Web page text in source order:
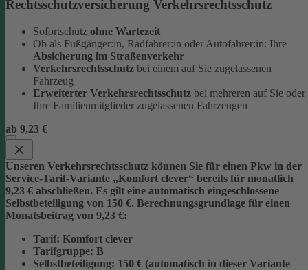
Rechtsschutzversicherung Verkehrsrechtsschutz
Sofortschutz ohne Wartezeit
Ob als Fußgänger:in, Radfahrer:in oder Autofahrer:in: Ihre
Absicherung im Straßenverkehr
Verkehrsrechtsschutz bei einem auf Sie zugelassenen
Fahrzeug
Erweiterter Verkehrsrechtsschutz bei mehreren auf Sie oder
Ihre Familienmitglieder zugelassenen Fahrzeugen
ab 9,23 €
Unseren Verkehrsrechtsschutz können Sie für einen Pkw in der
Service-Tarif-Variante „Komfort clever“ bereits für monatlich
9,23 € abschließen. Es gilt eine automatisch eingeschlossene
Selbstbeteiligung von 150 €. Berechnungsgrundlage für einen
Monatsbeitrag von 9,23 €:
Tarif: Komfort clever
Tarifgruppe: B
Selbstbeteiligung: 150 € (automatisch in dieser Variante